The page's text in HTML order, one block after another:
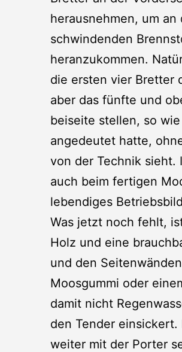
herausnehmen, um an
schwindenden
heranzukommen.
die ersten vier Bretter
aber das fünfte und
beiseite stellen, so
angedeutet hatte,
von der Technik sieht.
auch beim fertigen
lebendiges
Was jetzt noch fehlt,
Holz und eine
und den
Moosgummi oder
damit nicht
den Tender
weiter mit der Porter